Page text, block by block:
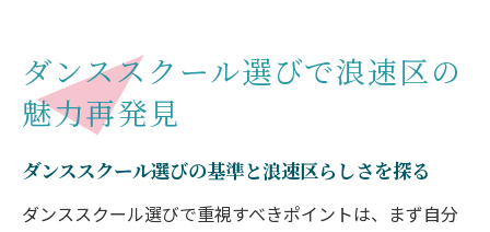
キッズから大人まで楽しめるダンススクー
ル比較
囲気
ストリートイベントから広がるダンスの世界
ダンススクール選びで浪速区の
魅力再発見
ダンススクール選びの基準と浪速区らしさを探る
ダンススクール選びで重視すべきポイントは、まず自分